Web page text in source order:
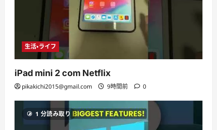
生活・ライフ
iPad mini 2 com Netflix
pikakichi2015@gmail.com 9時間前 0
1 分読み取り